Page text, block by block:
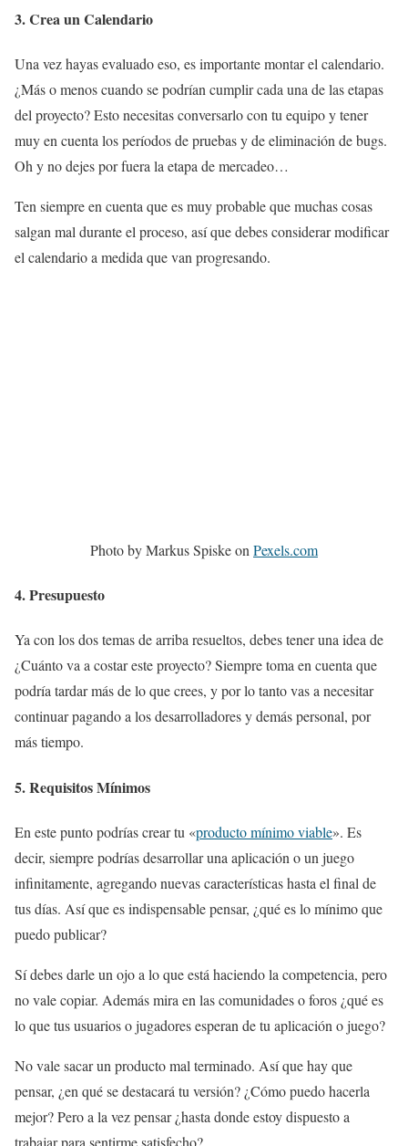
3. Crea un Calendario
Una vez hayas evaluado eso, es importante montar el calendario.
¿Más o menos cuando se podrían cumplir cada una de las etapas
del proyecto? Esto necesitas conversarlo con tu equipo y tener
muy en cuenta los períodos de pruebas y de eliminación de bugs.
Oh y no dejes por fuera la etapa de mercadeo…
Ten siempre en cuenta que es muy probable que muchas cosas
salgan mal durante el proceso, así que debes considerar modificar
el calendario a medida que van progresando.
Photo by Markus Spiske on Pexels.com
4. Presupuesto
Ya con los dos temas de arriba resueltos, debes tener una idea de
¿Cuánto va a costar este proyecto? Siempre toma en cuenta que
podría tardar más de lo que crees, y por lo tanto vas a necesitar
continuar pagando a los desarrolladores y demás personal, por
más tiempo.
5. Requisitos Mínimos
En este punto podrías crear tu «producto mínimo viable». Es
decir, siempre podrías desarrollar una aplicación o un juego
infinitamente, agregando nuevas características hasta el final de
tus días. Así que es indispensable pensar, ¿qué es lo mínimo que
puedo publicar?
Sí debes darle un ojo a lo que está haciendo la competencia, pero
no vale copiar. Además mira en las comunidades o foros ¿qué es
lo que tus usuarios o jugadores esperan de tu aplicación o juego?
No vale sacar un producto mal terminado. Así que hay que
pensar, ¿en qué se destacará tu versión? ¿Cómo puedo hacerla
mejor? Pero a la vez pensar ¿hasta donde estoy dispuesto a
trabajar para sentirme satisfecho?